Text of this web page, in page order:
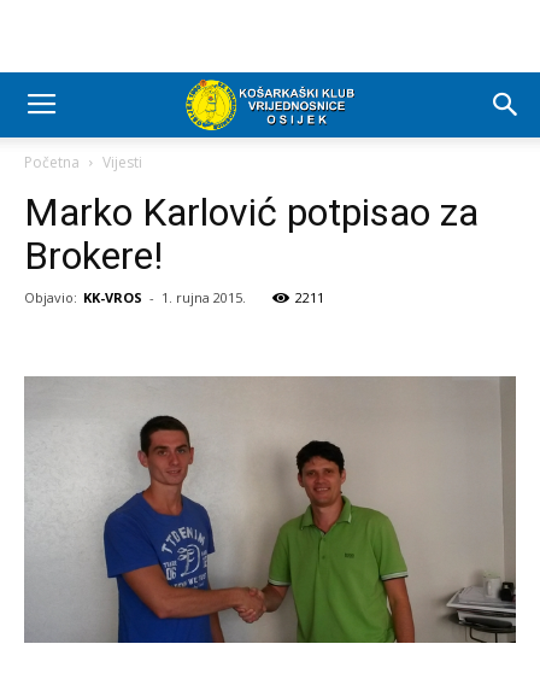
Početna Vijesti
Marko Karlović potpisao za
Brokere!
Objavio: KK-VROS - 1. rujna 2015. 2211